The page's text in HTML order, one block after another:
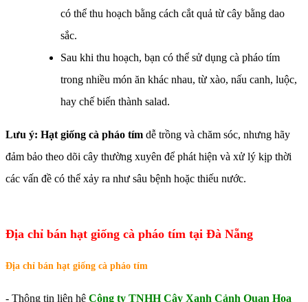
có thể thu hoạch bằng cách cắt quả từ cây bằng dao
sắc.
Sau khi thu hoạch, bạn có thể sử dụng cà pháo tím
trong nhiều món ăn khác nhau, từ xào, nấu canh, luộc,
hay chế biến thành salad.
Lưu ý: Hạt giống cà pháo tím dễ trồng và chăm sóc, nhưng hãy
đảm bảo theo dõi cây thường xuyên để phát hiện và xử lý kịp thời
các vấn đề có thể xảy ra như sâu bệnh hoặc thiếu nước.
Địa chỉ bán hạt giống cà pháo tím tại Đà Nẵng
Địa chỉ bán hạt giống cà pháo tím
- Thông tin liên hệ Công ty TNHH Cây Xanh Cảnh Quan Hoa